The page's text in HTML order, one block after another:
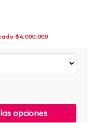
$4.000.000
opciones